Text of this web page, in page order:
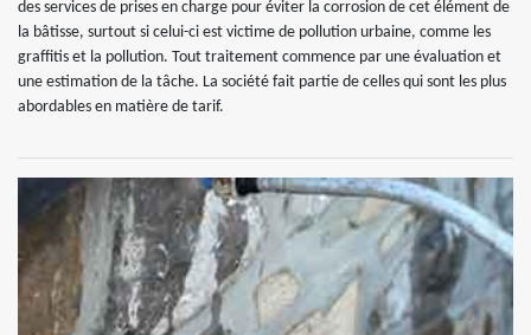
des services de prises en charge pour éviter la corrosion de cet élément de
la bâtisse, surtout si celui-ci est victime de pollution urbaine, comme les
graffitis et la pollution. Tout traitement commence par une évaluation et
une estimation de la tâche. La société fait partie de celles qui sont les plus
abordables en matière de tarif.